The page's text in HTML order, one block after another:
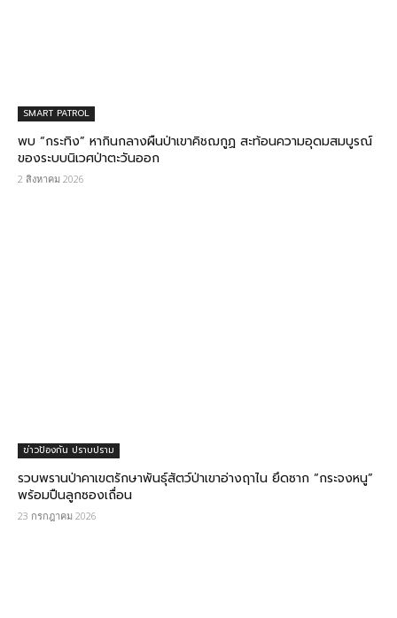
SMART PATROL
พบ “กระทิง” หากินกลางผืนป่าเขาคิชฌกูฏ สะท้อนความอุดมสมบูรณ์
ของระบบนิเวศป่าตะวันออก
2 สิงหาคม 2026
ข่าวป้องกัน ปราบปราม
รวบพรานป่าคาเขตรักษาพันธุ์สัตว์ป่าเขาอ่างฤาไน ยึดซาก “กระจงหนู”
พร้อมปืนลูกซองเถื่อน
23 กรกฎาคม 2026